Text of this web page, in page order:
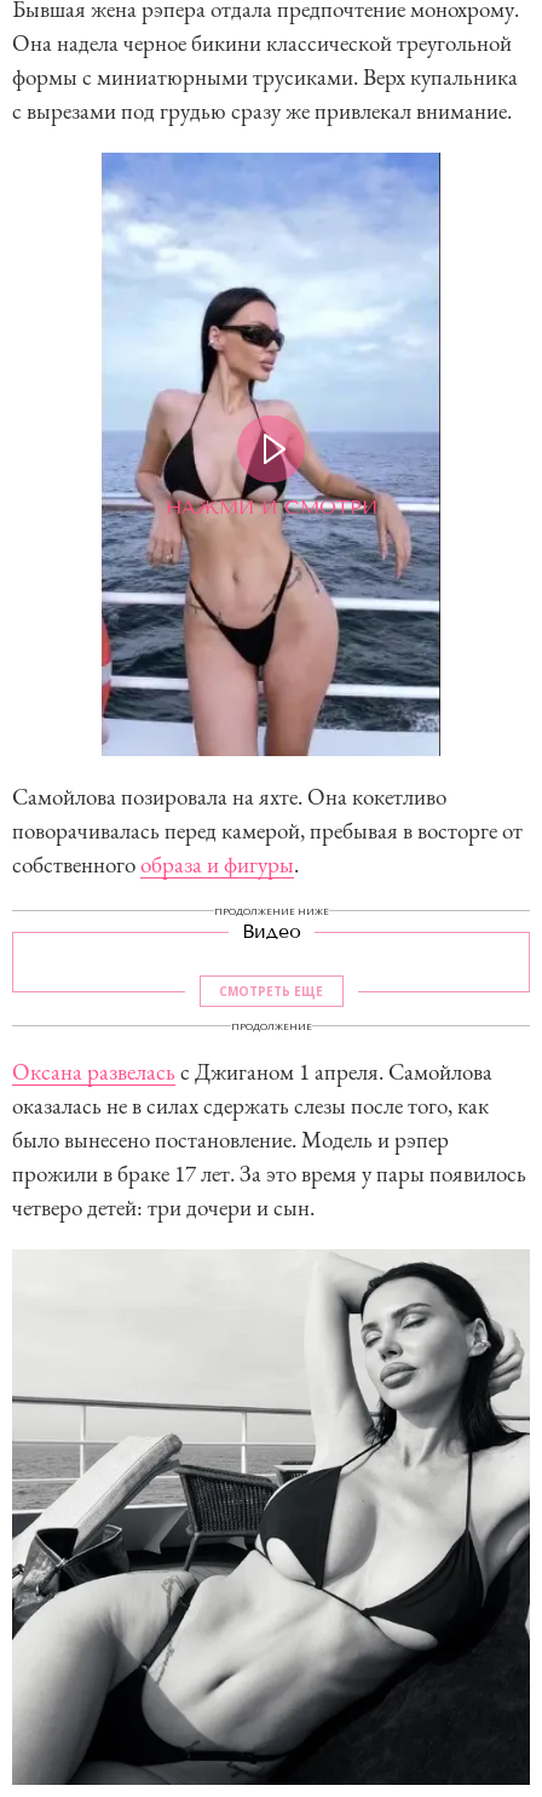
Бывшая жена рэпера отдала предпочтение монохрому.
Она надела черное бикини классической треугольной
формы с миниатюрными трусиками. Верх купальника
с вырезами под грудью сразу же привлекал внимание.
НАЖМИ И СМОТРИ
Самойлова позировала на яхте. Она кокетливо
поворачивалась перед камерой, пребывая в восторге от
собственногообраза и фигуры.
ПРОДОЛЖЕНИЕ НИЖЕ
Видео
СМОТРЕТЬ ЕЩЕ
ПРОДОЛЖЕНИЕ
Оксана развелась с Джиганом 1 апреля. Самойлова
оказалась не в силах сдержать слезы после того, как
было вынесено постановление. Модель и рэпер
прожили в браке 17 лет. За это время у пары появилось
четверо детей: три дочери и сын.